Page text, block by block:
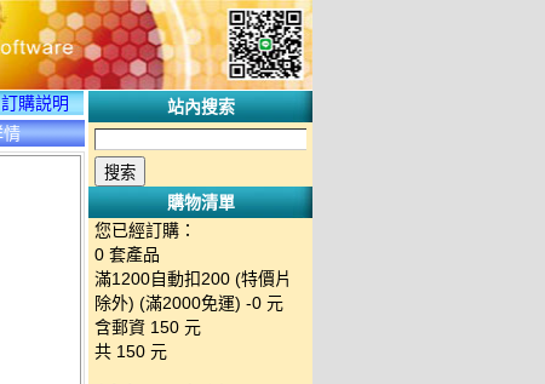
訂購説明
情
站內搜索
購物清單
您已經訂購：
0 套產品
滿1200自動扣200 (特價片
除外) (滿2000免運) -0 元
含郵資 150 元
共 150 元